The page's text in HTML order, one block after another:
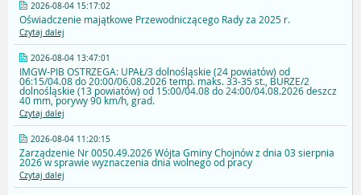
2026-08-04 15:17:02
Oświadczenie majątkowe Przewodniczącego Rady za 2025 r.
Czytaj dalej
2026-08-04 13:47:01
IMGW-PIB OSTRZEGA: UPAŁ/3 dolnośląskie (24 powiatów) od
06:15/04.08 do 20:00/06.08.2026 temp. maks. 33-35 st., BURZE/2
dolnośląskie (13 powiatów) od 15:00/04.08 do 24:00/04.08.2026 deszcz
40 mm, porywy 90 km/h, grad.
Czytaj dalej
2026-08-04 11:20:15
Zarządzenie Nr 0050.49.2026 Wójta Gminy Chojnów z dnia 03 sierpnia
2026 w sprawie wyznaczenia dnia wolnego od pracy
Czytaj dalej